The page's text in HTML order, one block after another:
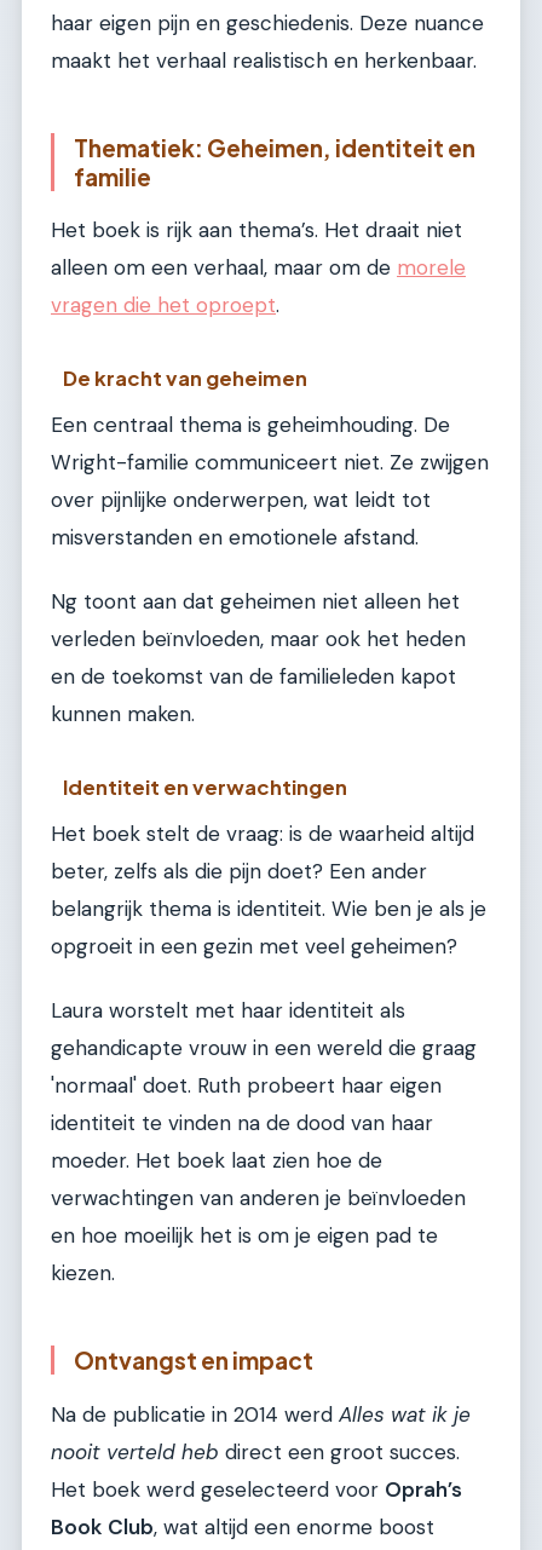
haar eigen pijn en geschiedenis. Deze nuance
maakt het verhaal realistisch en herkenbaar.
Thematiek: Geheimen, identiteit en
familie
Het boek is rijk aan thema’s. Het draait niet
alleen om een verhaal, maar om de morele
vragen die het oproept.
De kracht van geheimen
Een centraal thema is geheimhouding. De
Wright-familie communiceert niet. Ze zwijgen
over pijnlijke onderwerpen, wat leidt tot
misverstanden en emotionele afstand.
Ng toont aan dat geheimen niet alleen het
verleden beïnvloeden, maar ook het heden
en de toekomst van de familieleden kapot
kunnen maken.
Identiteit en verwachtingen
Het boek stelt de vraag: is de waarheid altijd
beter, zelfs als die pijn doet? Een ander
belangrijk thema is identiteit. Wie ben je als je
opgroeit in een gezin met veel geheimen?
Laura worstelt met haar identiteit als
gehandicapte vrouw in een wereld die graag
'normaal' doet. Ruth probeert haar eigen
identiteit te vinden na de dood van haar
moeder. Het boek laat zien hoe de
verwachtingen van anderen je beïnvloeden
en hoe moeilijk het is om je eigen pad te
kiezen.
Ontvangst en impact
Na de publicatie in 2014 werd Alles wat ik je
nooit verteld heb direct een groot succes.
Het boek werd geselecteerd voor Oprah’s
Book Club, wat altijd een enorme boost